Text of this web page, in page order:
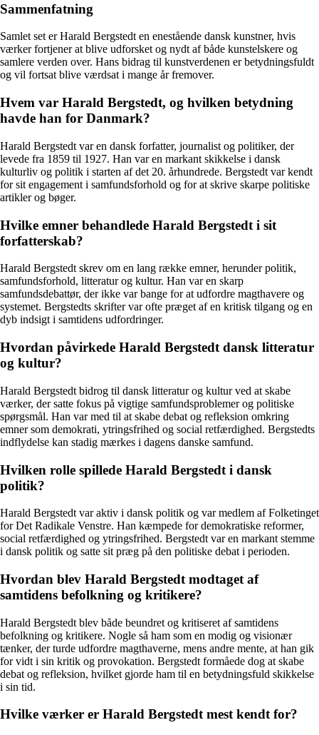
Sammenfatning
Samlet set er Harald Bergstedt en enestående dansk kunstner, hvis
værker fortjener at blive udforsket og nydt af både kunstelskere og
samlere verden over. Hans bidrag til kunstverdenen er betydningsfuldt
og vil fortsat blive værdsat i mange år fremover.
Hvem var Harald Bergstedt, og hvilken betydning
havde han for Danmark?
Harald Bergstedt var en dansk forfatter, journalist og politiker, der
levede fra 1859 til 1927. Han var en markant skikkelse i dansk
kulturliv og politik i starten af det 20. århundrede. Bergstedt var kendt
for sit engagement i samfundsforhold og for at skrive skarpe politiske
artikler og bøger.
Hvilke emner behandlede Harald Bergstedt i sit
forfatterskab?
Harald Bergstedt skrev om en lang række emner, herunder politik,
samfundsforhold, litteratur og kultur. Han var en skarp
samfundsdebattør, der ikke var bange for at udfordre magthavere og
systemet. Bergstedts skrifter var ofte præget af en kritisk tilgang og en
dyb indsigt i samtidens udfordringer.
Hvordan påvirkede Harald Bergstedt dansk litteratur
og kultur?
Harald Bergstedt bidrog til dansk litteratur og kultur ved at skabe
værker, der satte fokus på vigtige samfundsproblemer og politiske
spørgsmål. Han var med til at skabe debat og refleksion omkring
emner som demokrati, ytringsfrihed og social retfærdighed. Bergstedts
indflydelse kan stadig mærkes i dagens danske samfund.
Hvilken rolle spillede Harald Bergstedt i dansk
politik?
Harald Bergstedt var aktiv i dansk politik og var medlem af Folketinget
for Det Radikale Venstre. Han kæmpede for demokratiske reformer,
social retfærdighed og ytringsfrihed. Bergstedt var en markant stemme
i dansk politik og satte sit præg på den politiske debat i perioden.
Hvordan blev Harald Bergstedt modtaget af
samtidens befolkning og kritikere?
Harald Bergstedt blev både beundret og kritiseret af samtidens
befolkning og kritikere. Nogle så ham som en modig og visionær
tænker, der turde udfordre magthaverne, mens andre mente, at han gik
for vidt i sin kritik og provokation. Bergstedt formåede dog at skabe
debat og refleksion, hvilket gjorde ham til en betydningsfuld skikkelse
i sin tid.
Hvilke værker er Harald Bergstedt mest kendt for?